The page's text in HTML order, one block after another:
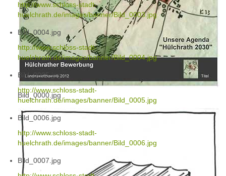
Bild_0000.jpg
http://www.schloss-stadt-
huelchrath.de/images/banner/Bild_0003.jpg
Bild_0004.jpg
http://www.schloss-stadt-
huelchrath.de/images/banner/Bild_0004.jpg
Bild_0005.jpg
http://www.schloss-stadt-
huelchrath.de/images/banner/Bild_0005.jpg
Bild_0006.jpg
http://www.schloss-stadt-
huelchrath.de/images/banner/Bild_0006.jpg
Bild_0007.jpg